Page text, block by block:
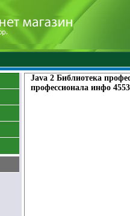
Java 2 Библиотека
профессионала инфо